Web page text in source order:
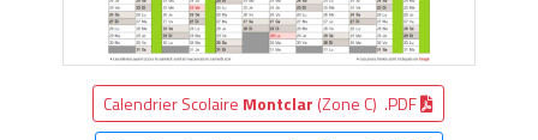
Calendrier Scolaire Montclar (Zone C) .PDF